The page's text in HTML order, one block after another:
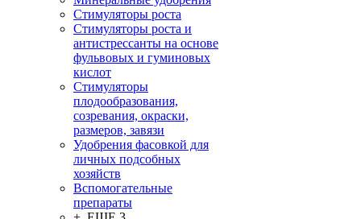
Стимуляторы роста
Стимуляторы роста и
антистрессанты на основе
фульвовых и гуминовых
кислот
Стимуляторы
плодообразования,
созревания, окраски,
размеров, завязи
Удобрения фасовкой для
личных подсобных
хозяйств
Вспомогательные
препараты